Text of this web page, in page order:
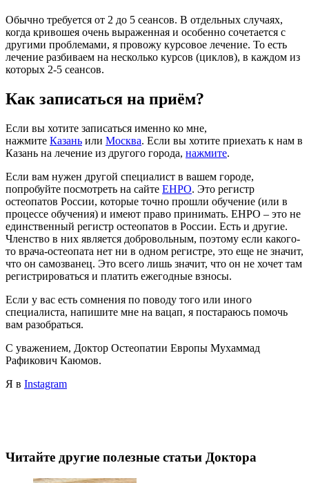
Обычно требуется от 2 до 5 сеансов. В отдельных случаях,
когда кривошея очень выраженная и особенно сочетается с
другими проблемами, я провожу курсовое лечение. То есть
лечение разбиваем на несколько курсов (циклов), в каждом из
которых 2-5 сеансов.
Как записаться на приём?
Если вы хотите записаться именно ко мне,
нажмите Казань или Москва. Если вы хотите приехать к нам в
Казань на лечение из другого города, нажмите.
Если вам нужен другой специалист в вашем городе,
попробуйте посмотреть на сайте ЕНРО. Это регистр
остеопатов России, которые точно прошли обучение (или в
процессе обучения) и имеют право принимать. ЕНРО – это не
единственный регистр остеопатов в России. Есть и другие.
Членство в них является добровольным, поэтому если какого-
то врача-остеопата нет ни в одном регистре, это еще не значит,
что он самозванец. Это всего лишь значит, что он не хочет там
регистрироваться и платить ежегодные взносы.
Если у вас есть сомнения по поводу того или иного
специалиста, напишите мне на вацап, я постараюсь помочь
вам разобраться.
С уважением, Доктор Остеопатии Европы Мухаммад
Рафикович Каюмов.
Я в Instagram
Читайте другие полезные статьи Доктора